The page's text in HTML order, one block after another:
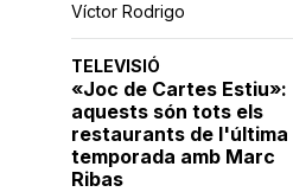
Víctor Rodrigo
TELEVISIÓ
«Joc de Cartes Estiu»:
aquests són tots els
restaurants de l'última
temporada amb Marc
Ribas